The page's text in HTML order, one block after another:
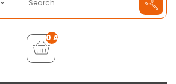
0 Artikel - €0,00